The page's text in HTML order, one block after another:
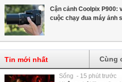
Cận cảnh Coolpix P900:
cuộc chạy đua máy ảnh
Tin mới nhất Cùng
Sống - 15 phút trước